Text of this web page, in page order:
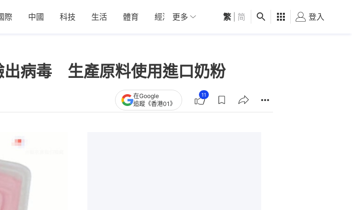
際 中國 科技 生活 體育 經濟 01深圳 觀點 健康 好食玩飛
更多 繁 简 登入
出病毒 生產原料使用進口奶粉
在Google
追蹤《香港01》
11